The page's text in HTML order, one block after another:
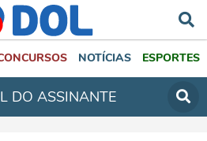
NOTÍCIAS ESPORTES
DO ASSINANTE